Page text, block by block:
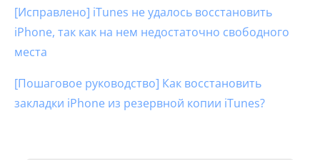
[Исправлено] iTunes не удалось восстановить
iPhone, так как на нем недостаточно свободного
места
[Пошаговое руководство] Как восстановить
закладки iPhone из резервной копии iTunes?